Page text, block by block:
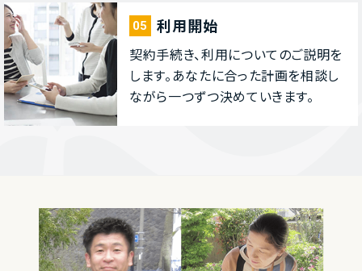
05 利⽤開始
契約⼿続き、利⽤についてのご説明を
します。あなたに合った計画を相談し
ながら⼀つずつ決めていきます。